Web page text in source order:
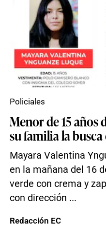
Menor de 15 años
su familia la
Mayara Valentina
en la mañana del 16
verde con crema y
con dirección ...
Policiales
Redacción EC